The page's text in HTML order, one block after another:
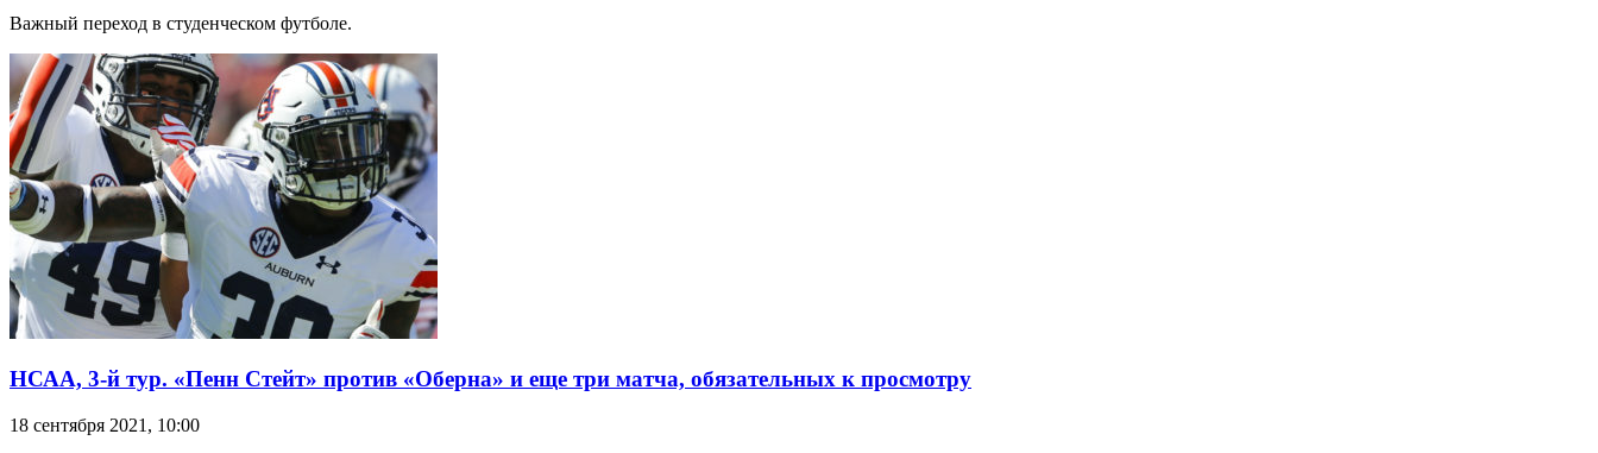
Важный переход в студенческом футболе.
НСАА, 3-й тур. «Пенн Стейт» против «Оберна» и еще три матча, обязательных к просмотру
18 сентября 2021, 10:00